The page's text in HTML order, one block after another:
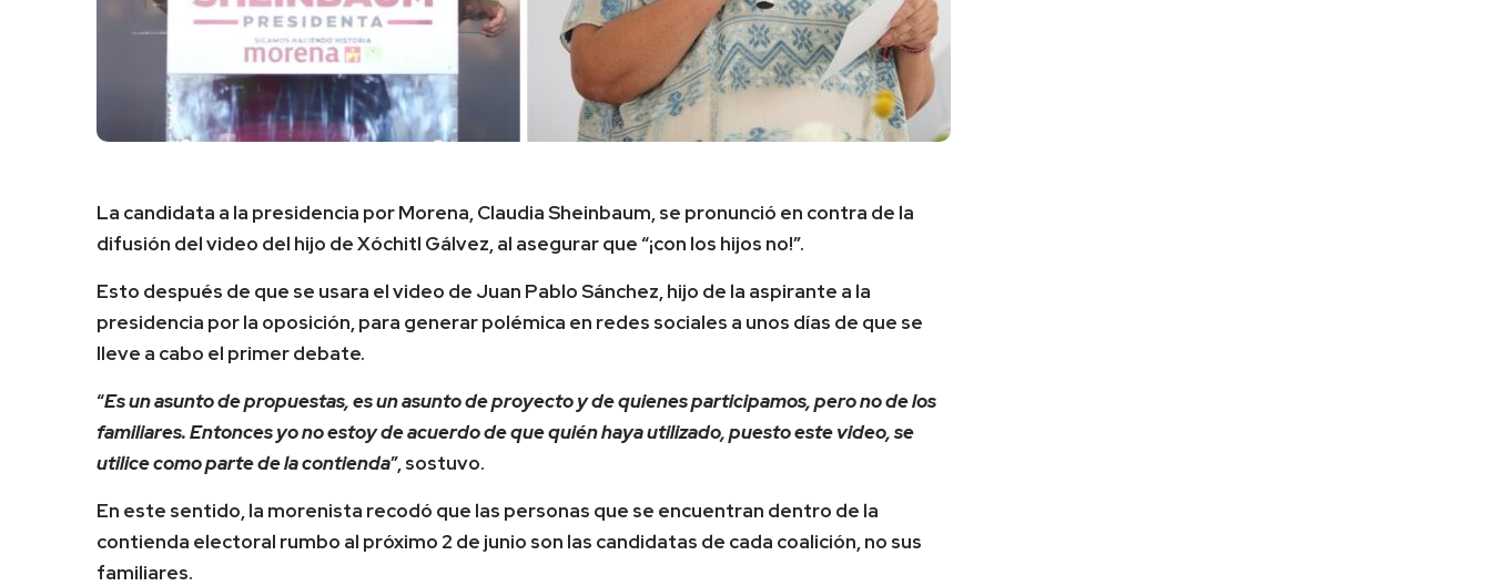
La candidata a la presidencia por Morena, Claudia Sheinbaum, se pronunció en contra de la
difusión del video del hijo de Xóchitl Gálvez, al asegurar que “¡con los hijos no!”.
Esto después de que se usara el video de Juan Pablo Sánchez, hijo de la aspirante a la
presidencia por la oposición, para generar polémica en redes sociales a unos días de que se
lleve a cabo el primer debate.
“Es un asunto de propuestas, es un asunto de proyecto y de quienes participamos, pero no de los
familiares. Entonces yo no estoy de acuerdo de que quién haya utilizado, puesto este video, se
utilice como parte de la contienda”, sostuvo.
En este sentido, la morenista recodó que las personas que se encuentran dentro de la
contienda electoral rumbo al próximo 2 de junio son las candidatas de cada coalición, no sus
familiares.